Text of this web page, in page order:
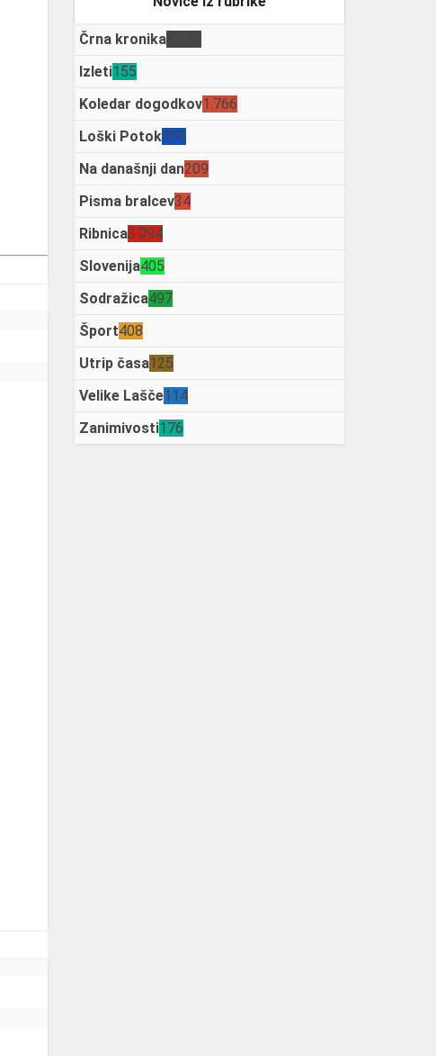
Črna kronika
Izleti155
Koledar dogodkov1.766
Loški Potok106
Na današnji dan209
Pisma bralcev34
Ribnica3.094
Slovenija405
Sodražica497
Šport408
Utrip časa125
Velike Lašče114
Zanimivosti176